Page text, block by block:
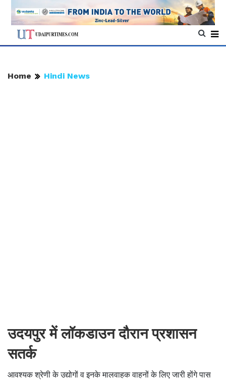
Home Hindi News
उदयपुर में लॉकडाउन दौरान प्रशासन
सतर्क
आवश्यक श्रेणी के उद्योगों व इनके मालवाहक वाहनों के लिए जारी होंगे पास